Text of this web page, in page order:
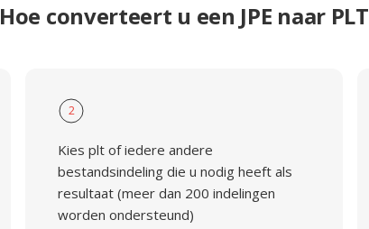
Hoe converteert u een JPE naar PLT
2
Kies plt of iedere andere
bestandsindeling die u nodig heeft als
resultaat (meer dan 200 indelingen
worden ondersteund)